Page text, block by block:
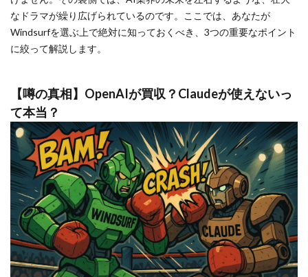
なドラマが繰り広げられているのです。ここでは、あなたが
Windsurfを選ぶ上で絶対に知っておくべき、3つの重要なポイント
に絞って解説します。
【噂の真相】OpenAIが買収？Claudeが使えないっ
て本当？